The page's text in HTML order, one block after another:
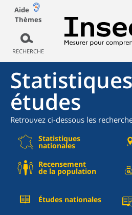
Aide
Thèmes
RECHERCHE
études
Retrouvez ci-dessous les
Statistiques
nationales
Recensement
de la population
Études nationales